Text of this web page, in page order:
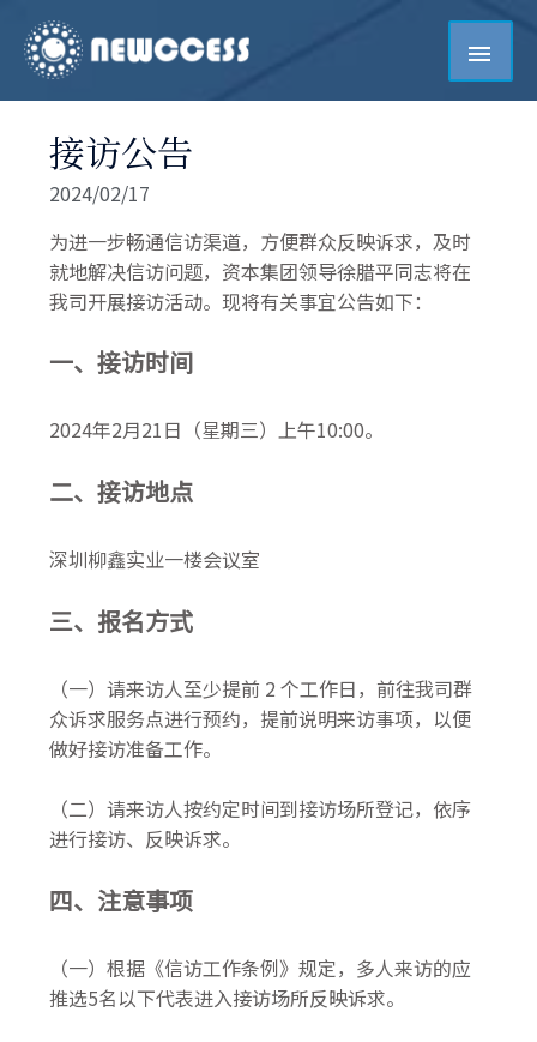
接访公告
2024/02/17
为进一步畅通信访渠道，方便群众反映诉求，及时
就地解决信访问题，资本集团领导徐腊平同志将在
我司开展接访活动。现将有关事宜公告如下：
一、接访时间
2024年2月21日（星期三）上午10:00。
二、接访地点
深圳柳鑫实业一楼会议室
三、报名方式
（一）请来访人至少提前 2 个工作日，前往我司群
众诉求服务点进行预约，提前说明来访事项，以便
做好接访准备工作。
（二）请来访人按约定时间到接访场所登记，依序
进行接访、反映诉求。
四、注意事项
（一）根据《信访工作条例》规定，多人来访的应
推选5名以下代表进入接访场所反映诉求。